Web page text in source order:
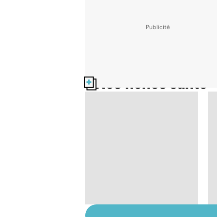
Nos fiches santé